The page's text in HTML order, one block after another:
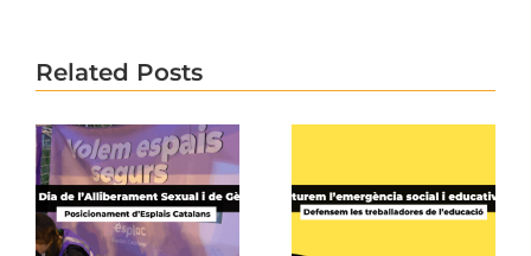
Related Posts